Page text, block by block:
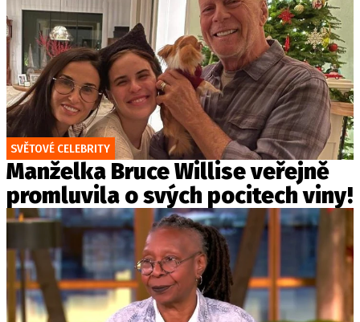
SVĚTOVÉ CELEBRITY
Manželka Bruce Willise veřejně
promluvila o svých pocitech viny!